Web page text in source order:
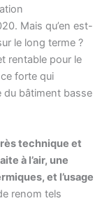
Mais qu’en est-
le long terme ?
rentable pour le
forte qui
du bâtiment basse
technique et
à l’air, une
et l’usage
renom tels